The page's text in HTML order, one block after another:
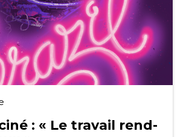
: « Le travail rend-